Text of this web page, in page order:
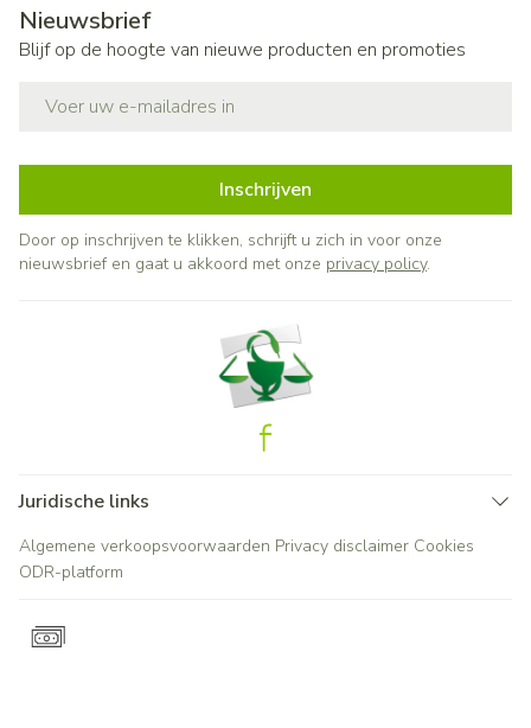
Nieuwsbrief
Blijf op de hoogte van nieuwe producten en promoties
Inschrijven
Door op inschrijven te klikken, schrijft u zich in voor onze
nieuwsbrief en gaat u akkoord met onze privacy policy.
Juridische links
Algemene verkoopsvoorwaarden Privacy disclaimer Cookies
ODR-platform